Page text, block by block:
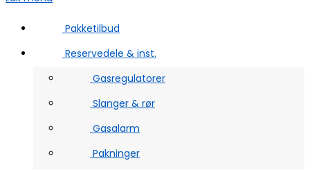
Pakketilbud
Reservedele & inst.
Gasregulatorer
Slanger & rør
Gasalarm
Pakninger